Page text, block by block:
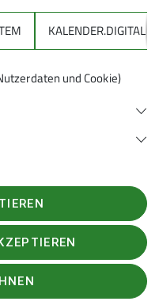
Datenschutz-Einstellungen
Teilnahmebedingungen
KALENDER.DIGITAL
und Cookie)